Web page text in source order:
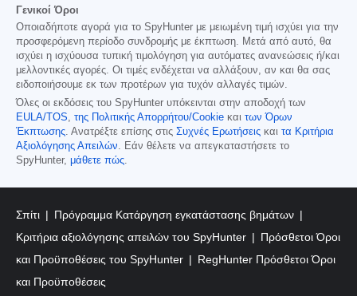
Γενικοί Όροι
Οποιαδήποτε αγορά για το SpyHunter με μειωμένη τιμή ισχύει για την
προσφερόμενη περίοδο συνδρομής με έκπτωση. Μετά από αυτό, θα
ισχύει η ισχύουσα τυπική τιμολόγηση για αυτόματες ανανεώσεις ή/και
μελλοντικές αγορές. Οι τιμές ενδέχεται να αλλάξουν, αν και θα σας
ειδοποιήσουμε εκ των προτέρων για τυχόν αλλαγές τιμών.
Όλες οι εκδόσεις του SpyHunter υπόκεινται στην αποδοχή των
EULA/TOS, της Πολιτικής Απορρήτου/Cookie και των Όρων
Έκπτωσης. Ανατρέξτε επίσης στις Συχνές Ερωτήσεις και τα Κριτήρια
Αξιολόγησης Απειλών. Εάν θέλετε να απεγκαταστήσετε το
SpyHunter, μάθετε πώς.
Σπίτι
Πρόγραμμα Κατάργηση εγκατάστασης βημάτων
Κριτήρια αξιολόγησης απειλών του SpyHunter
Πρόσθετοι Όροι
και Προϋποθέσεις του SpyHunter
RegHunter Πρόσθετοι Όροι
και Προϋποθέσεις